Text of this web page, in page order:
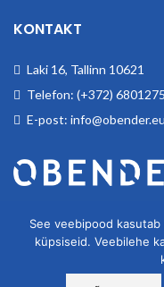
KONTAKT
Laki 16, Tallinn 10621
Telefon: (+372) 6801275
E-post: info@obender.eu
See veebipood
küpsiseid. Veebilehe